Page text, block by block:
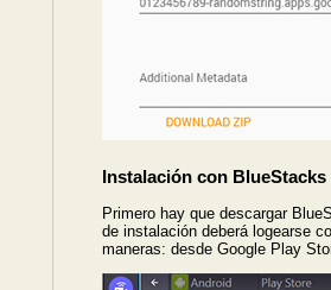
Instalación con BlueStacks
Primero hay que descargar
de instalación deberá logearse
maneras: desde Google Play